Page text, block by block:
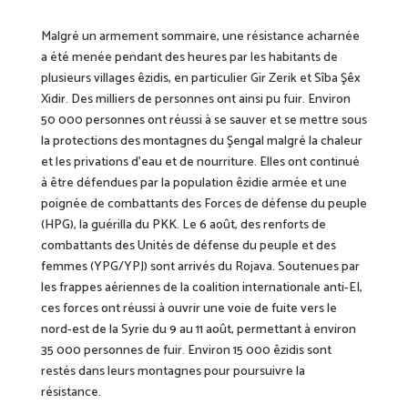
Malgré un armement sommaire, une résistance acharnée
a été menée pendant des heures par les habitants de
plusieurs villages êzidis, en particulier Gir Zerik et Sîba Şêx
Xidir. Des milliers de personnes ont ainsi pu fuir. Environ
50 000 personnes ont réussi à se sauveret se mettre sous
la protections desmontagnes du Şengal malgré la chaleur
et les privations d’eau et de nourriture. Elles ont continué
à être défendues par la population êzidiearmée et une
poignée de combattants des Forces de défense du peuple
(HPG), la guérilla du PKK. Le 6 août, des renforts de
combattants des Unités de défense du peuple et des
femmes (YPG/YPJ) sont arrivés du Rojava. Soutenues par
les frappes aériennes de la coalition internationale anti-EI,
ces forces ont réussi à ouvrir une voie de fuite vers le
nord-est de la Syrie du 9 au 11 août, permettant à environ
35 000 personnes de fuir. Environ 15 000 êzidis sont
restés dans leurs montagnes pour poursuivre la
résistance.